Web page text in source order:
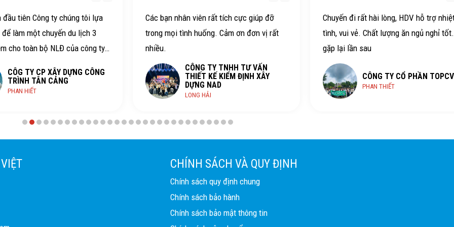
đầu tiên Công ty chúng tôi lựa
làm một chuyến du lịch 3
cho toàn bộ NLĐ của công ty.
là một chuyến đi hết sức vui,
gắn bó hơn tình đoàn kết
ty. Ngọc Việt travel thực sự
cực kỳ vui với bạn HDV nổi tiếng
Võ Tòng, với ban điều hành
ko kể thời gian), anh MC hóm
hấp dẫn làm cho ai cũng
đáng yêu. Cảm ơn Ngọc Việt
CÔG TY CP XÂY DỰNG CÔNG
TRÌNH TÂN CẢNG
PHAN HIẾT
Các bạn nhân viên rất tích cực giúp đỡ
trong mọi tình huống. Cảm ơn đơn vị rất
nhiều.
CÔNG TY TNHH TƯ VẤN
THIẾT KẾ KIỂM ĐỊNH XÂY
DỰNG NAD
LONG HẢI
Chuyến đi rất hài lòng, HDV hỗ trợ
tình, vui vẻ. Chất lượng ăn ngủ nghỉ
gặp lại lần sau
CÔNG TY CỔ PHẦN TOPCV
PHAN THIẾT
CHÍNH SÁCH VÀ QUY ĐỊNH
Chính sách quy định chung
Chính sách bảo hành
Chính sách bảo mật thông tin